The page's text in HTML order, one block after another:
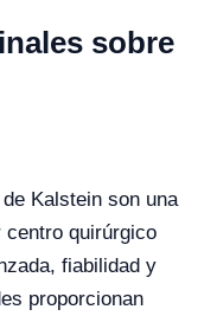
sobre
Kalstein son una
centro quirúrgico
fiabilidad y
proporcionan